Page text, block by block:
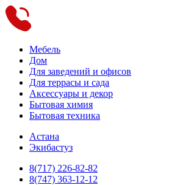
Мебель
Дом
Для заведений и офисов
Для террасы и сада
Аксессуары и декор
Бытовая химия
Бытовая техника
Астана
Экибастуз
8(717) 226-82-82
8(747) 363-12-12